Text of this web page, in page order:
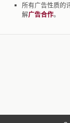
所有广告性质的
解广告合作。